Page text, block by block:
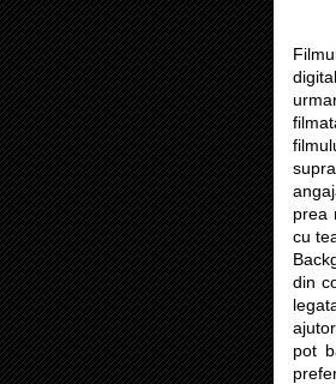
prea
cu
din
pot